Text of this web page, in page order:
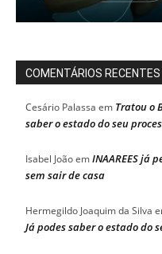
COMENTÁRIOS RECENTES
Cesário Palassa em Tratou o
saber o estado do seu
Isabel JoãoemINAAREES já
sem sair de casa
Hermegildo Joaquim da Silva
Já podes saber o estado do